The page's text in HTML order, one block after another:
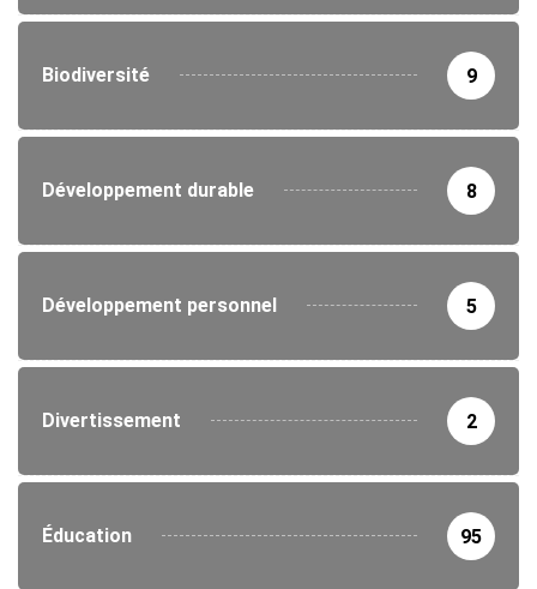
Biodiversité 9
Développement durable 8
Développement personnel 5
Divertissement 2
Éducation 95